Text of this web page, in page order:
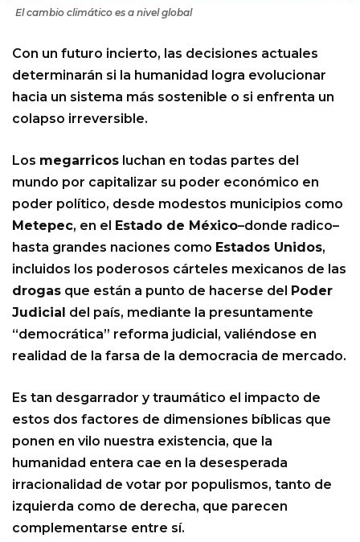
El cambio climático es a nivel global
Con un futuro incierto, las decisiones actuales
determinarán si la humanidad logra evolucionar
hacia un sistema más sostenible o si enfrenta un
colapso irreversible.
Los megarricos luchan en todas partes del
mundo por capitalizar su poder económico en
poder político, desde modestos municipios como
Metepec, en el Estado de México–donde radico–
hasta grandes naciones como Estados Unidos,
incluidos los poderosos cárteles mexicanos de las
drogas que están a punto de hacerse del Poder
Judicial del país, mediante la presuntamente
“democrática” reforma judicial, valiéndose en
realidad de la farsa de la democracia de mercado.
Es tan desgarrador y traumático el impacto de
estos dos factores de dimensiones bíblicas que
ponen en vilo nuestra existencia, que la
humanidad entera cae en la desesperada
irracionalidad de votar por populismos, tanto de
izquierda como de derecha, que parecen
complementarse entre sí.